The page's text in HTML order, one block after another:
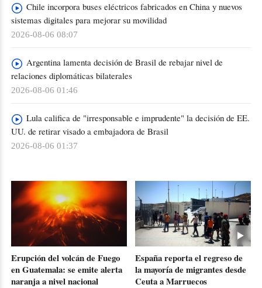
Chile incorpora buses eléctricos fabricados en China y nuevos
sistemas digitales para mejorar su movilidad
2026-08-06 08:07
Argentina lamenta decisión de Brasil de rebajar nivel de
relaciones diplomáticas bilaterales
2026-08-06 01:46
Lula califica de "irresponsable e imprudente" la decisión de EE.
UU. de retirar visado a embajadora de Brasil
2026-08-06 01:37
Erupción del volcán de Fuego
en Guatemala: se emite alerta
naranja a nivel nacional
España reporta el regreso de
la mayoría de migrantes desde
Ceuta a Marruecos